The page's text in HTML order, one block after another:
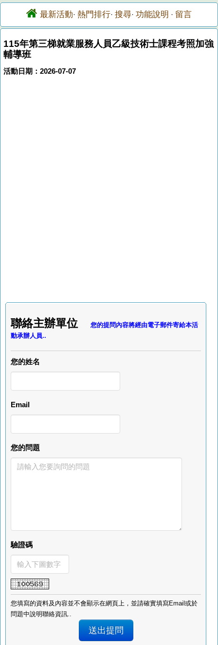
最新活動· 熱門排行· 搜尋· 功能說明 · 留言
115年第三梯就業服務人員乙級技術士課程考照加強
輔導班
活動日期：2026-07-07
聯絡主辦單位您的提問內容將經由電子郵件寄給本活
動承辦人員..
您的姓名
Email
您的問題
驗證碼
您填寫的資料及內容並不會顯示在網頁上，並請確實填寫Email或於
問題中說明聯絡資訊..